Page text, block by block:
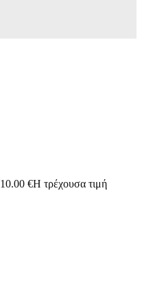
10.00 €Η τρέχουσα τιμή